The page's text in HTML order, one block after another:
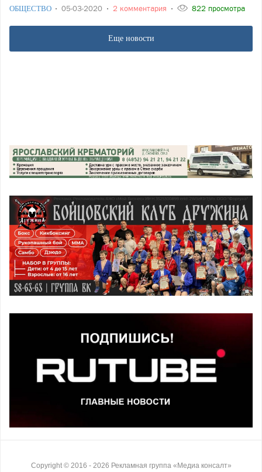
ОБЩЕСТВО 05-03-2020 2 комментария 822 просмотра
Еще новости
Copyright © 2016 - 2026 Рекламная группа «Медиа консалт»